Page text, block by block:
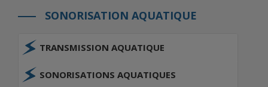
SONORISATION AQUATIQUE
TRANSMISSION AQUATIQUE
SONORISATIONS AQUATIQUES